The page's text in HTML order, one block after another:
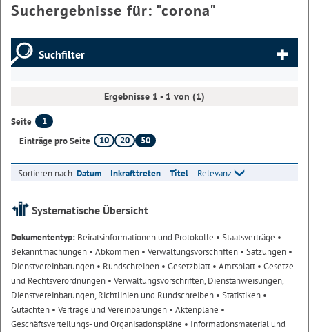
Suchergebnisse für: "corona"
Suchfilter
Ergebnisse 1 - 1 von (1)
Seite
1
Einträge pro Seite
10 20 50
Sortieren nach:Datum Inkrafttreten Titel Relevanz
Systematische Übersicht
Dokumententyp: Beiratsinformationen und Protokolle • Staatsverträge •
Bekanntmachungen • Abkommen • Verwaltungsvorschriften • Satzungen •
Dienstvereinbarungen • Rundschreiben • Gesetzblatt• Amtsblatt• Gesetze
und Rechtsverordnungen • Verwaltungsvorschriften, Dienstanweisungen,
Dienstvereinbarungen, Richtlinien und Rundschreiben • Statistiken •
Gutachten • Verträge und Vereinbarungen • Aktenpläne •
Geschäftsverteilungs- und Organisationspläne • Informationsmaterial und